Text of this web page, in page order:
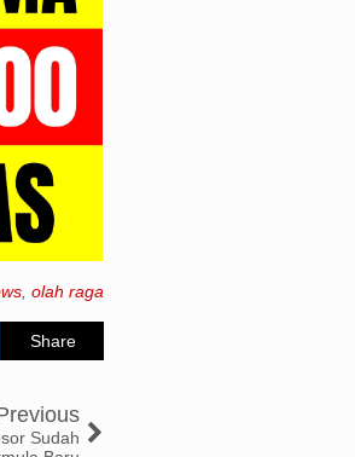
olah raga
Share
Sudah